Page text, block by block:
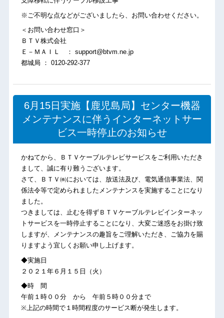
※ご不明な点などがございましたら、お問い合わせください。
＜お問い合わせ窓口＞
ＢＴＶ株式会社
Ｅ－ＭＡＩＬ ： support@btvm.ne.jp
都城局 ： 0120-292-377
6月15日実施【鹿児島局】センター機器
メンテナンスに伴うインターネットサー
ビス一時停止のお知らせ
かねてから、ＢＴＶケーブルテレビサービスをご利用いただき
まして、誠に有り難うございます。
さて、ＢＴＶ㈱においては、放送法及び、電気通信事業法、関
係法令等で定められましたメンテナンスを実施することになり
ました。
つきましては、止むを得ずＢＴＶケーブルテレビインターネッ
トサービスを一時停止することになり、大変ご迷惑をお掛け致
しますが、メンテナンスの趣旨をご理解いただき、ご協力を賜
りますよう宜しくお願い申し上げます。
◆実施日
２０２１年６月１５日（火）
◆時 間
午前１時００分 から 午前５時００分まで
※上記の時間で１時間程度のサービス断が発生します。